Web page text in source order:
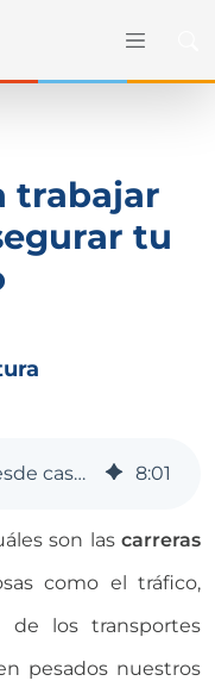
trabajar
tu
8 carreras para trabajar desde casa y asegurar tu futuro 8:01
son las carreras
como el tráfico,
los transportes
pesados nuestros